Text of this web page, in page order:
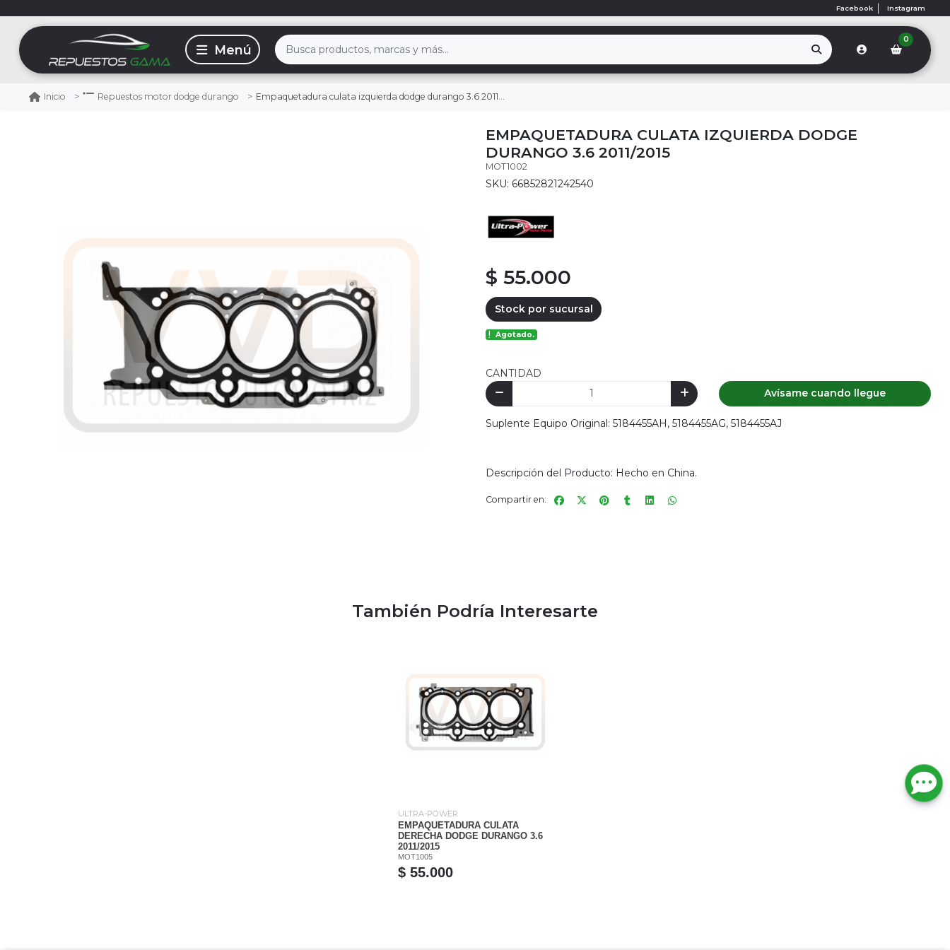
Facebook Instagram
0
Inicio Repuestos motor dodge durango Empaquetadura culata izquierda dodge durango 3.6 2011/2015
EMPAQUETADURA CULATA IZQUIERDA DODGE
DURANGO 3.6 2011/2015
MOT1002
SKU: 66852821242540
$ 55.000
Stock por sucursal
Agotado.
CANTIDAD
Avísame cuando llegue
Suplente Equipo Original: 5184455AH, 5184455AG, 5184455AJ
Descripción del Producto: Hecho en China.
Compartir en:
También Podría Interesarte
ULTRA-POWER
EMPAQUETADURA CULATA
DERECHA DODGE DURANGO 3.6
2011/2015
MOT1005
$ 55.000